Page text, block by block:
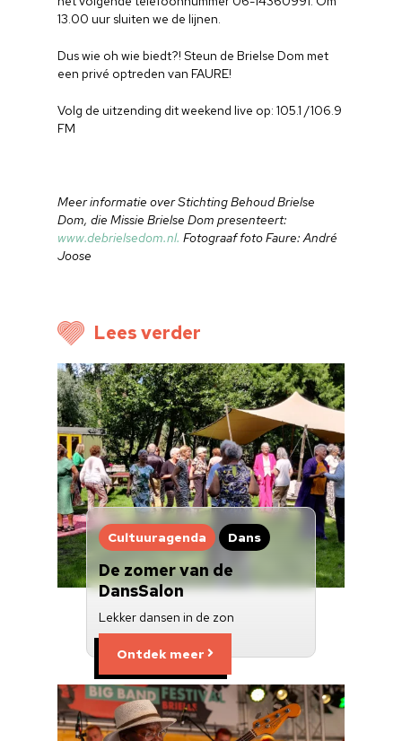
13.00 uur sluiten we de lijnen.
Dus wie oh wie biedt?! Steun de Brielse Dom met
een privé optreden van FAURE!
Volg de uitzending dit weekend live op: 105.1 /106.9
FM
Meer informatie over Stichting Behoud Brielse
Dom, die Missie Brielse Dom presenteert:
www.debrielsedom.nl. Fotograaf foto Faure: André
Joose
Lees verder
Cultuuragenda Dans
De zomer van de
DansSalon
Lekker dansen in de zon
Ontdek meer
Cultuur op school
Doneren